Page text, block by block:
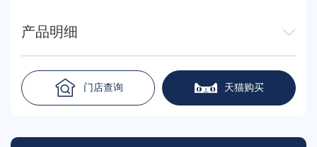
产品明细
门店查询 天猫购买